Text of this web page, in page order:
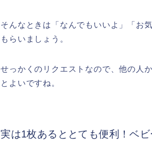
そんなときは「なんでもいいよ」「お
もらいましょう。
せっかくのリクエストなので、他の人
とよいですね。
実は1枚あるととても便利！ベ